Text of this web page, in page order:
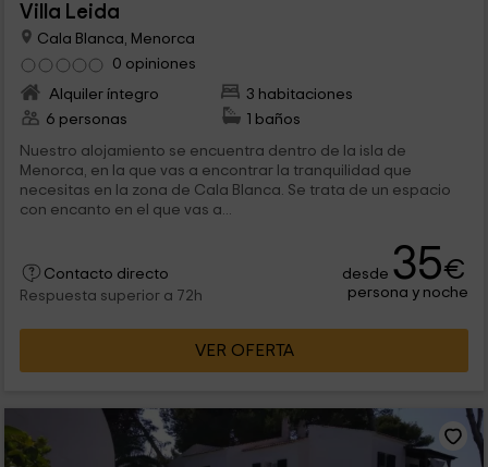
Villa Leida
Cala Blanca, Menorca
0 opiniones
Alquiler íntegro
3 habitaciones
6 personas
1 baños
Nuestro alojamiento se encuentra dentro de la isla de
Menorca, en la que vas a encontrar la tranquilidad que
necesitas en la zona de Cala Blanca. Se trata de un espacio
con encanto en el que vas a...
Contacto directo
Respuesta superior a 72h
desde 35€
persona y noche
VER OFERTA